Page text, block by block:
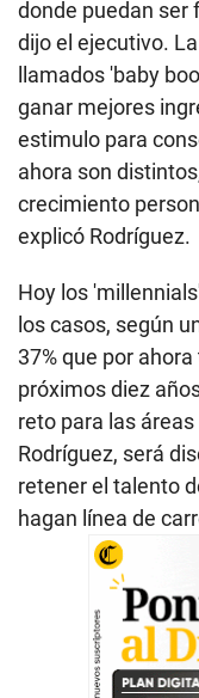
donde puedan ser
dijo el ejecutivo.
llamados 'baby
ganar mejores
estimulo para
ahora son
crecimiento
explicó Rodríguez.
Hoy los
los casos, según
37% que por
próximos diez
reto para las
Rodríguez, será
retener el talento
hagan línea de